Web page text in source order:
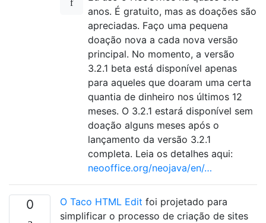
anos. É gratuito, mas as doações são
apreciadas. Faço uma pequena
doação nova a cada nova versão
principal. No momento, a versão
3.2.1 beta está disponível apenas
para aqueles que doaram uma certa
quantia de dinheiro nos últimos 12
meses. O 3.2.1 estará disponível sem
doação alguns meses após o
lançamento da versão 3.2.1
completa. Leia os detalhes aqui:
neooffice.org/neojava/en/…
0 O Taco HTML Edit foi projetado para
simplificar o processo de criação de sites